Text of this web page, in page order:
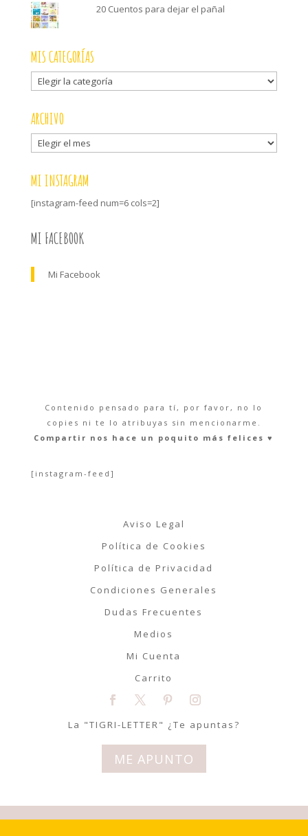
20 Cuentos para dejar el pañal
MIS CATEGORÍAS
Mis
categorías
ARCHIVO
Archivo
MI INSTAGRAM
[instagram-feed num=6 cols=2]
MI FACEBOOK
Mi Facebook
Contenido pensado para tí, por favor, no lo
copies ni te lo atribuyas sin mencionarme.
Compartir nos hace un poquito más felices ♥︎
[instagram-feed]
Aviso Legal
Política de Cookies
Política de Privacidad
Condiciones Generales
Dudas Frecuentes
Medios
Mi Cuenta
Carrito
La "TIGRI-LETTER" ¿Te apuntas?
ME APUNTO